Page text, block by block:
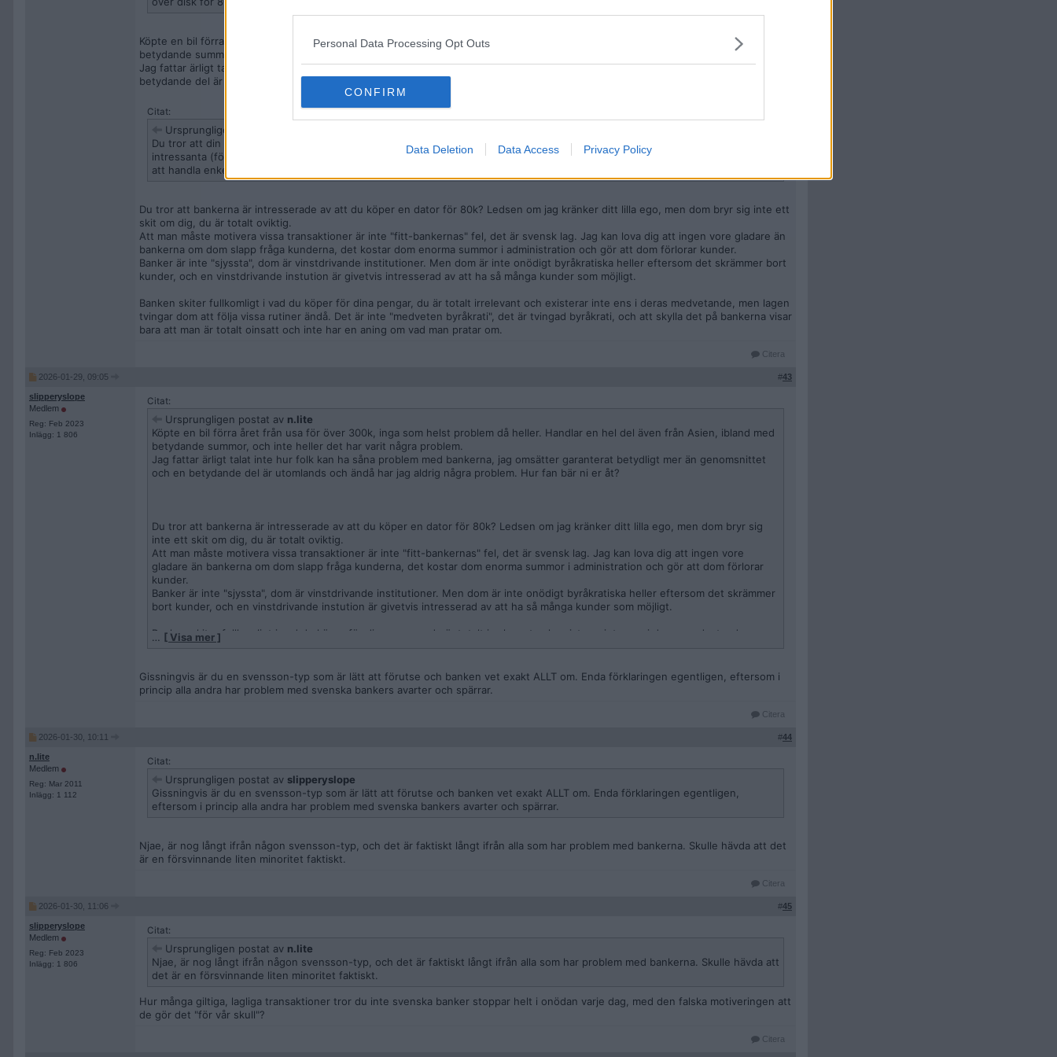
Personal Data Processing Opt Outs
CONFIRM
Data Deletion Data Access Privacy Policy
Köpte en bil förra året från usa för över 300k, inga som helst problem då heller. Handlar en hel del även från Asien, ibland med
betydande summor, och inte heller det har varit några problem.
Jag fattar ärligt talat inte hur folk kan ha såna problem med bankerna, jag omsätter garanterat betydligt mer än genomsnittet och en
betydande del är utomlands och ändå har jag aldrig några problem. Hur fan bär ni er åt?
Citat:
Ursprungligen postat av
Du tror att din "vanliga bank" är schyst? De är bara för lata för att kontrollera småtransaktioner. Så fort summorna blir
intressanta (för dom, inte för dig) så måste du "motivera". Det är inte "service", det är medveten byråkrati som hindrar dig från
att handla enkelt utan knök.
Du tror att bankerna är intresserade av att du köper en dator för 80k? Ledsen om jag kränker ditt lilla ego, men dom bryr sig inte ett
skit om dig, du är totalt oviktig.
Att man måste motivera vissa transaktioner är inte "fitt-bankernas" fel, det är svensk lag. Jag kan lova dig att ingen vore gladare än
bankerna om dom slapp fråga kunderna, det kostar dom enorma summor i administration och gör att dom förlorar kunder.
Banker är inte "sjyssta", dom är vinstdrivande institutioner. Men dom är inte onödigt byråkratiska heller eftersom det skrämmer bort
kunder, och en vinstdrivande instution är givetvis intresserad av att ha så många kunder som möjligt.
Banken skiter fullkomligt i vad du köper för dina pengar, du är totalt irrelevant och existerar inte ens i deras medvetande, men lagen
tvingar dom att följa vissa rutiner ändå. Det är inte "medveten byråkrati", det är tvingad byråkrati, och att skylla det på bankerna visar
bara att man är totalt oinsatt och inte har en aning om vad man pratar om.
Citera
2026-01-29, 09:05 #43
slipperyslope
Medlem
Reg: Feb 2023
Inlägg: 1 806
Citat:
Ursprungligen postat av n.lite
Köpte en bil förra året från usa för över 300k, inga som helst problem då heller. Handlar en hel del även från Asien, ibland med
betydande summor, och inte heller det har varit några problem.
Jag fattar ärligt talat inte hur folk kan ha såna problem med bankerna, jag omsätter garanterat betydligt mer än genomsnittet
och en betydande del är utomlands och ändå har jag aldrig några problem. Hur fan bär ni er åt?
Du tror att bankerna är intresserade av att du köper en dator för 80k? Ledsen om jag kränker ditt lilla ego, men dom bryr sig
inte ett skit om dig, du är totalt oviktig.
Att man måste motivera vissa transaktioner är inte "fitt-bankernas" fel, det är svensk lag. Jag kan lova dig att ingen vore
gladare än bankerna om dom slapp fråga kunderna, det kostar dom enorma summor i administration och gör att dom förlorar
kunder.
Banker är inte "sjyssta", dom är vinstdrivande institutioner. Men dom är inte onödigt byråkratiska heller eftersom det skrämmer
bort kunder, och en vinstdrivande instution är givetvis intresserad av att ha så många kunder som möjligt.
Banken skiter fullkomligt i vad du köper för dina pengar, du är totalt irrelevant och existerar inte ens i deras medvetande, men
lagen tvingar dom att följa vissa rutiner ändå. Det är inte "medveten byråkrati", det är tvingad byråkrati, och att skylla det på
… [ Visa mer ]
Gissningvis är du en svensson-typ som är lätt att förutse och banken vet exakt ALLT om. Enda förklaringen egentligen, eftersom i
princip alla andra har problem med svenska bankers avarter och spärrar.
Citera
2026-01-30, 10:11 #44
n.lite
Medlem
Reg: Mar 2011
Inlägg: 1 112
Citat:
Ursprungligen postat av slipperyslope
Gissningvis är du en svensson-typ som är lätt att förutse och banken vet exakt ALLT om. Enda förklaringen egentligen,
eftersom i princip alla andra har problem med svenska bankers avarter och spärrar.
Njae, är nog långt ifrån någon svensson-typ, och det är faktiskt långt ifrån alla som har problem med bankerna. Skulle hävda att det
är en försvinnande liten minoritet faktiskt.
Citera
2026-01-30, 11:06 #45
slipperyslope
Medlem
Reg: Feb 2023
Inlägg: 1 806
Citat:
Ursprungligen postat av n.lite
Njae, är nog långt ifrån någon svensson-typ, och det är faktiskt långt ifrån alla som har problem med bankerna. Skulle hävda att
det är en försvinnande liten minoritet faktiskt.
Hur många giltiga, lagliga transaktioner tror du inte svenska banker stoppar helt i onödan varje dag, med den falska motiveringen att
de gör det "för vår skull"?
Citera